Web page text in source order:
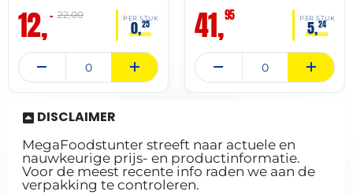
12,– PER STUK
0,25
22,00 41,95 PER STUK
5,24
DISCLAIMER
MegaFoodstunter streeft naar actuele en
nauwkeurige prijs- en productinformatie.
Voor de meest recente info raden we aan de
verpakking te controleren.